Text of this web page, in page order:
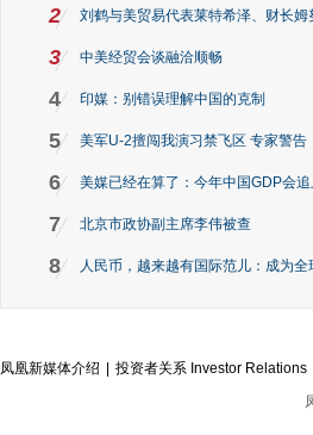
2 刘鹤与美贸易代表莱特希泽、财长姆
3 中美经贸会谈融洽顺畅
4 印媒：别错误理解中国的克制
5 美军U-2擅闯我演习禁飞区 专家警告
6 美媒已经在算了：今年中国GDP会
7 北京市政协副主席李伟被查
8 人民币，越来越有国际范儿：成为
凤凰新媒体介绍 投资者关系 Investor Relations